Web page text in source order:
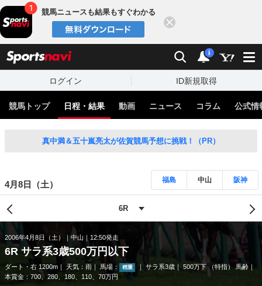
競馬ニュースも結果もすぐわかる
検索 通知
i
ログイン ID新規取得
競馬トップ 日程・結果 動画 ニュース コラム 公式情
真中満＆五十嵐亮太が佐賀競馬予想に挑戦！（PR）
4月8日（土） 福島 中山 阪神
2006年4月8日（土） 中山 12:50発走
6R サラ系3歳500万円以下
ダート・右 1200m 天気： 雨 馬場： 稍重 サラ系3歳
500万下 （特指） 馬齢
本賞金：700、280、180、110、70万円